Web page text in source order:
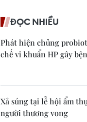
ĐỌC NHIỀU
Phát hiện chủng
chế vi khuẩn HP gây
Xả súng tại lễ hội ẩm
người thương vong